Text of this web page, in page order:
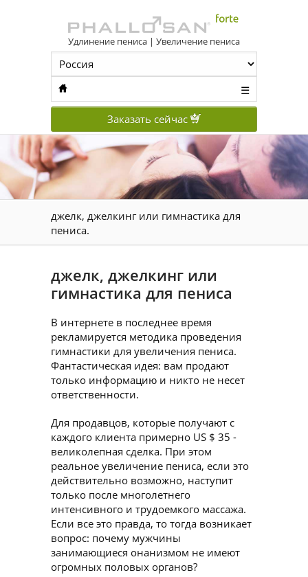
Удлинение пениса | Увеличение пениса
☰
Заказать сейчас
джелк, джелкинг или гимнастика для
пениса.
джелк, джелкинг или
гимнастика для пениса
В интернете в последнее время
рекламируется методика проведения
гимнастики для увеличения пениса.
Фантастическая идея: вам продают
только информацию и никто не несет
ответственности.
Для продавцов, которые получают с
каждого клиента примерно US $ 35 -
великолепная сделка. При этом
реальное увеличение пениса, если это
действительно возможно, наступит
только после многолетнего
интенсивного и трудоемкого массажа.
Если все это правда, то тогда возникает
вопрос: почему мужчины
занимающиеся онанизмом не имеют
огромных половых органов?